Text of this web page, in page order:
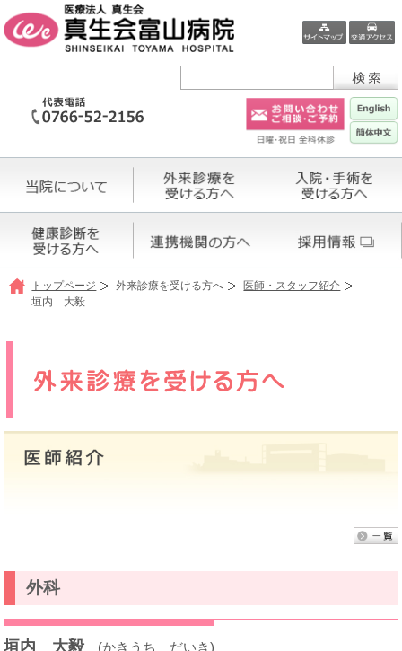
トップページ 外来診療を受ける方へ
医師・スタッフ紹介
垣内 大毅
外科
垣内 大毅 (かきうち だいき)